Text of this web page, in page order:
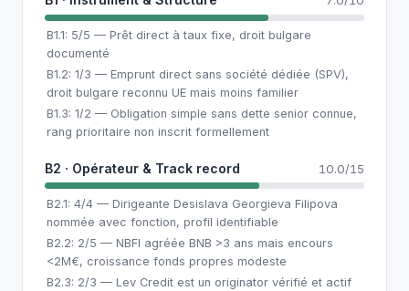
B1.1: 5/5 — Prêt direct à taux fixe, droit bulgare
documenté
B1.2: 1/3 — Emprunt direct sans société dédiée (SPV),
droit bulgare reconnu UE mais moins familier
B1.3: 1/2 — Obligation simple sans dette senior connue,
rang prioritaire non inscrit formellement
B2 · Opérateur & Track record 10.0/15
B2.1: 4/4 — Dirigeante Desislava Georgieva Filipova
nommée avec fonction, profil identifiable
B2.2: 2/5 — NBFI agréée BNB >3 ans mais encours
<2M€, croissance fonds propres modeste
B2.3: 2/3 — Lev Credit est un originator vérifié et actif